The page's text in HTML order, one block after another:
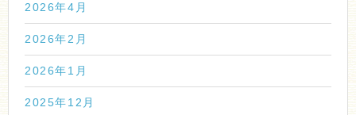
2026年4月
2026年2月
2026年1月
2025年12月